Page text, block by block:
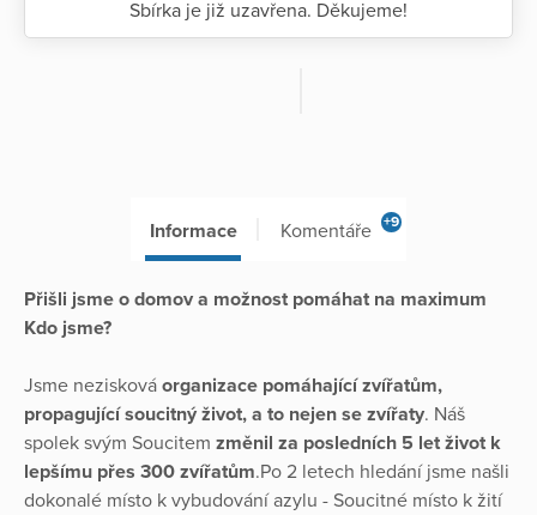
Sbírka je již uzavřena. Děkujeme!
Informace Komentáře +9
Přišli jsme o domov a možnost pomáhat na maximum
Kdo jsme?
Jsme nezisková organizace pomáhající zvířatům,
propagující soucitný život, a to nejen se zvířaty. Náš
spolek svým Soucitem změnil za posledních 5 let život k
lepšímu přes 300 zvířatům.Po 2 letech hledání jsme našli
dokonalé místo k vybudování azylu - Soucitné místo k žití